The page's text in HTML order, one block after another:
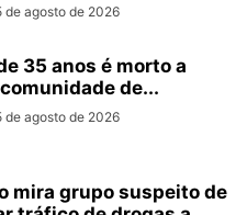
de agosto de 2026
35 anos é morto a
de...
de agosto de 2026
mira grupo suspeito de